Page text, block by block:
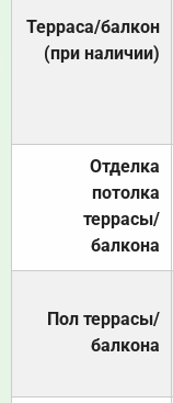
Терраса/балкон
(при наличии)
Отделка
потолка
террасы/
балкона
Пол террасы/
балкона